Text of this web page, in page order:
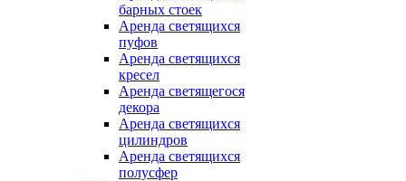
барных стоек
Аренда светящихся
пуфов
Аренда светящихся
кресел
Аренда светящегося
декора
Аренда светящихся
цилиндров
Аренда светящихся
полусфер